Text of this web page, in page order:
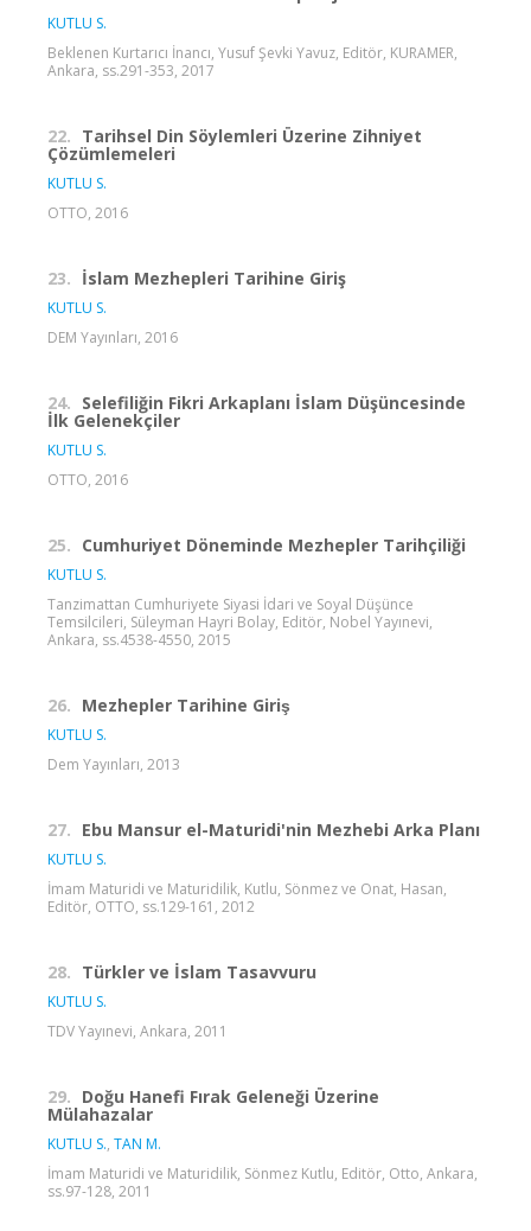
KUTLU S.
Beklenen Kurtarıcı İnancı, Yusuf Şevki Yavuz, Editör, KURAMER,
Ankara, ss.291-353, 2017
22. Tarihsel Din Söylemleri Üzerine Zihniyet
Çözümlemeleri
KUTLU S.
OTTO, 2016
23. İslam Mezhepleri Tarihine Giriş
KUTLU S.
DEM Yayınları, 2016
24. Selefiliğin Fikri Arkaplanı İslam Düşüncesinde
İlk Gelenekçiler
KUTLU S.
OTTO, 2016
25. Cumhuriyet Döneminde Mezhepler Tarihçiliği
KUTLU S.
Tanzimattan Cumhuriyete Siyasi İdari ve Soyal Düşünce
Temsilcileri, Süleyman Hayri Bolay, Editör, Nobel Yayınevi,
Ankara, ss.4538-4550, 2015
26. Mezhepler Tarihine Giriş
KUTLU S.
Dem Yayınları, 2013
27. Ebu Mansur el-Maturidi'nin Mezhebi Arka Planı
KUTLU S.
İmam Maturidi ve Maturidilik, Kutlu, Sönmez ve Onat, Hasan,
Editör, OTTO, ss.129-161, 2012
28. Türkler ve İslam Tasavvuru
KUTLU S.
TDV Yayınevi, Ankara, 2011
29. Doğu Hanefi Fırak Geleneği Üzerine
Mülahazalar
KUTLU S., TAN M.
İmam Maturidi ve Maturidilik, Sönmez Kutlu, Editör, Otto, Ankara,
ss.97-128, 2011